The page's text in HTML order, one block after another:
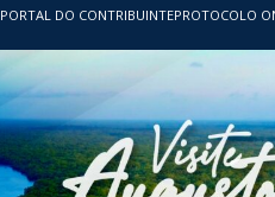
PORTAL DO CONTRIBUINTEPROTOCOLO